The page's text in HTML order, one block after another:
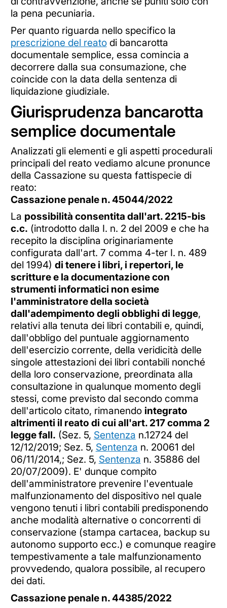
la pena pecuniaria.
Per quanto riguarda nello specifico la
prescrizione del reatodi bancarotta
documentale semplice, essa comincia a
decorrere dalla sua consumazione, che
coincide con la data della sentenza di
liquidazione giudiziale.
Giurisprudenza bancarotta
semplice documentale
Analizzati gli elementi e gli aspetti procedurali
principali del reato vediamo alcune pronunce
della Cassazione su questa fattispecie di
reato:
Cassazione penale n. 45044/2022
La possibilità consentita dall'art. 2215-bis
c.c. (introdotto dalla I. n. 2 del 2009 e che ha
recepito la disciplina originariamente
configurata dall'art. 7 comma 4-ter I. n. 489
del 1994) di tenere i libri, i repertori, le
scritture e la documentazione con
strumenti informatici non esime
l'amministratore della società
dall'adempimento degli obblighi di legge,
relativi alla tenuta dei libri contabili e, quindi,
dall'obbligo del puntuale aggiornamento
dell'esercizio corrente, della veridicità delle
singole attestazioni dei libri contabili nonché
della loro conservazione, preordinata alla
consultazione in qualunque momento degli
stessi, come previsto dal secondo comma
dell'articolo citato, rimanendo integrato
altrimenti il reato di cui all'art. 217 comma 2
legge fall. (Sez. 5, Sentenza n.12724 del
12/12/2019; Sez. 5, Sentenza n. 20061 del
06/11/2014,; Sez. 5, Sentenza n. 35886 del
20/07/2009). E' dunque compito
dell'amministratore prevenire l'eventuale
malfunzionamento del dispositivo nel quale
vengono tenuti i libri contabili predisponendo
anche modalità alternative o concorrenti di
conservazione (stampa cartacea, backup su
autonomo supporto ecc.) e comunque reagire
tempestivamente a tale malfunzionamento
provvedendo, qualora possibile, al recupero
dei dati.
Cassazione penale n. 44385/2022